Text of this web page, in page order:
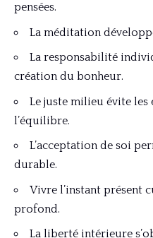
pensées.
La méditation
La responsabilité
création du bonheur.
Le juste milieu évite les
l’équilibre.
L’acceptation de soi
durable.
Vivre l’instant présent
profond.
La liberté intérieure